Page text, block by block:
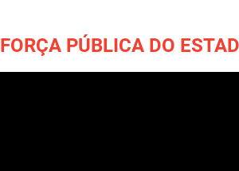
FORÇA PÚBLICA DO